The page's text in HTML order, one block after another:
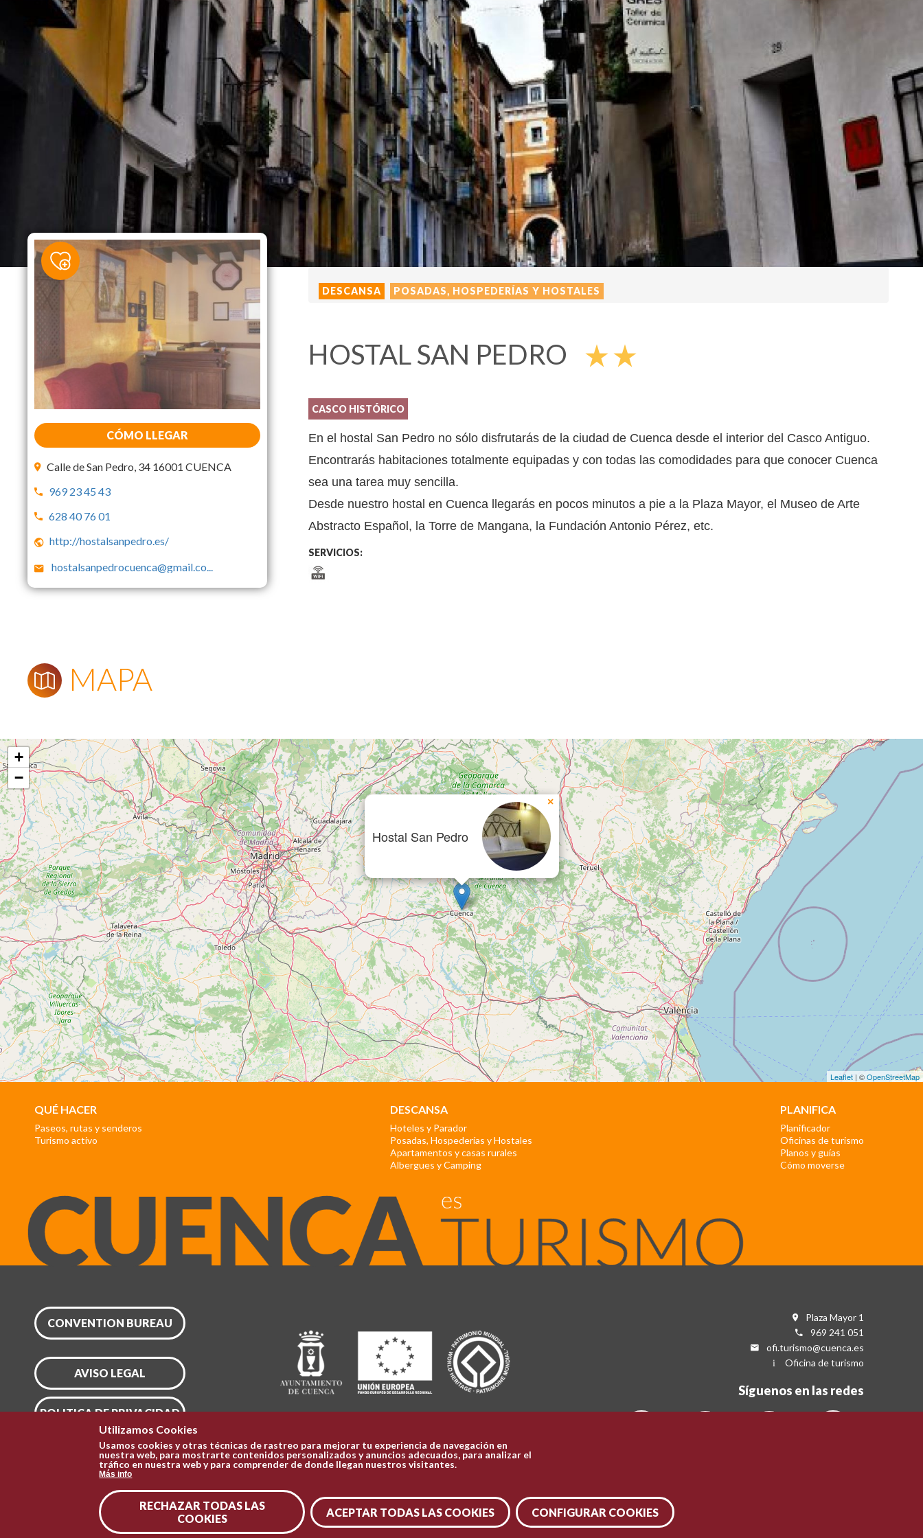
CÓMO LLEGAR
Calle de San Pedro, 34 16001 CUENCA
969 23 45 43
628 40 76 01
http://hostalsanpedro.es/
hostalsanpedrocuenca@gmail.co...
DESCANSA POSADAS, HOSPEDERÍAS Y HOSTALES
HOSTAL SAN PEDRO star_ratestar_rate
CASCO HISTÓRICO
En el hostal San Pedro no sólo disfrutarás de la ciudad de Cuenca desde el interior del Casco Antiguo.
Encontrarás habitaciones totalmente equipadas y con todas las comodidades para que conocer Cuenca
sea una tarea muy sencilla.
Desde nuestro hostal en Cuenca llegarás en pocos minutos a pie a la Plaza Mayor, el Museo de Arte
Abstracto Español, la Torre de Mangana, la Fundación Antonio Pérez, etc.
SERVICIOS:
MAPA
Hostal San Pedro
×
+
−
Leaflet | ©OpenStreetMap
QUÉ HACER
Paseos, rutas y senderos
Turismo activo
DESCANSA
Hoteles y Parador
Posadas, Hospederías y Hostales
Apartamentos y casas rurales
Albergues y Camping
PLANIFICA
Planificador
Oficinas de turismo
Planos y guías
Cómo moverse
CONVENTION BUREAU
AVISO LEGAL
POLITICA DE PRIVACIDAD
CONFIGURAR COOKIES
Plaza Mayor 1
969 241 051
ofi.turismo@cuenca.es
Oficina de turismo
Síguenos en las redes
Utilizamos Cookies
Usamos cookies y otras técnicas de rastreo para mejorar tu experiencia de navegación en
nuestra web, para mostrarte contenidos personalizados y anuncios adecuados, para analizar el
tráfico en nuestra web y para comprender de donde llegan nuestros visitantes.
Más info
RECHAZAR TODAS LAS
COOKIES
ACEPTAR TODAS LAS COOKIES CONFIGURAR COOKIES